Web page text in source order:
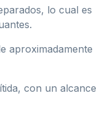
lo cual es
aproximadamente
con un alcance